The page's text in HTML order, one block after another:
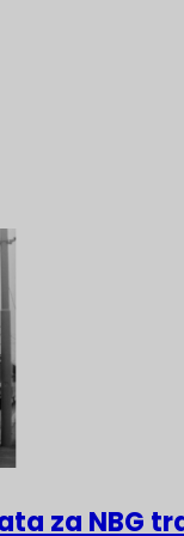
za NBG